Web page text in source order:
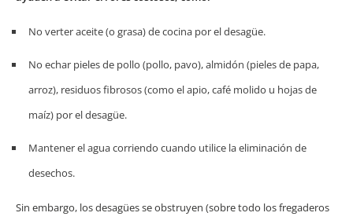
No verter aceite (o grasa) de cocina por el desagüe.
No echar pieles de pollo (pollo, pavo), almidón (pieles de papa,
arroz), residuos fibrosos (como el apio, café molido u hojas de
maíz) por el desagüe.
Mantener el agua corriendo cuando utilice la eliminación de
desechos.
Sin embargo, los desagües se obstruyen (sobre todo los fregaderos